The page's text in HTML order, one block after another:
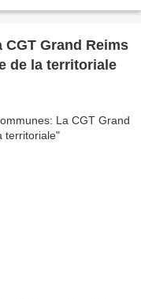
Grand Reims
de la territoriale